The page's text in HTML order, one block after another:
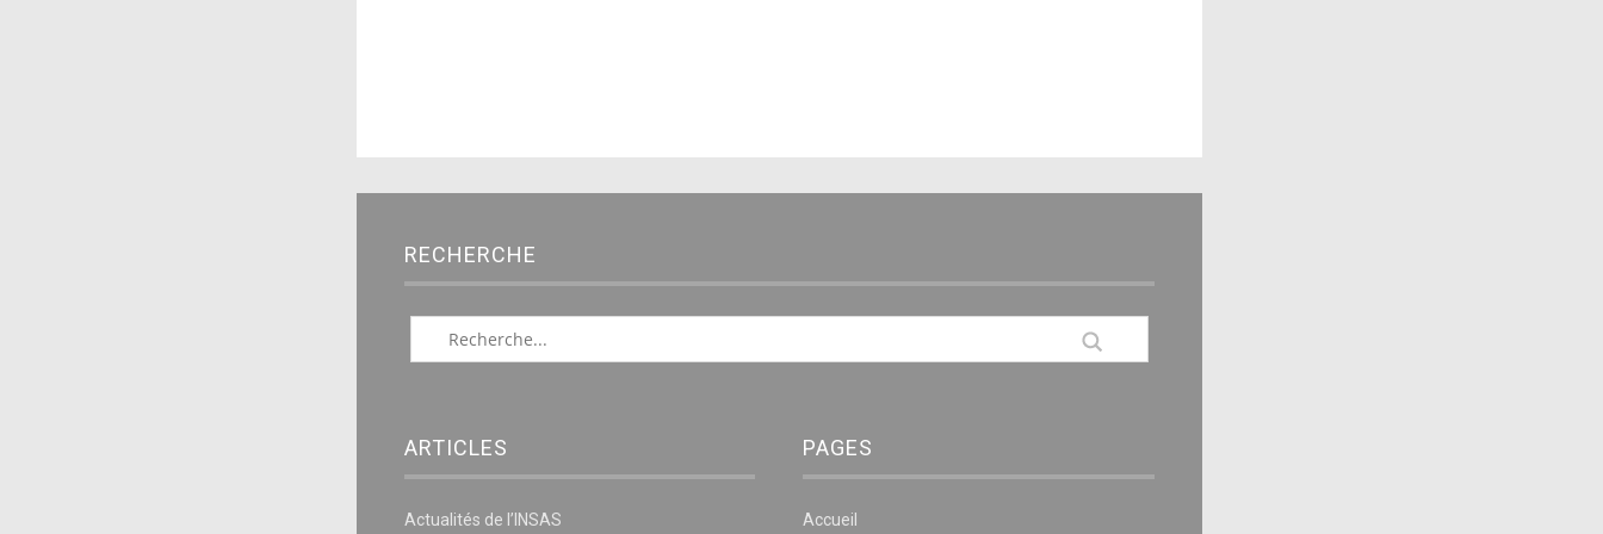
RECHERCHE
ARTICLES
Actualités de l’INSAS
PAGES
Accueil